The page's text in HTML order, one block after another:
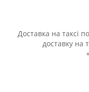
Доставка на таксі
доставку на